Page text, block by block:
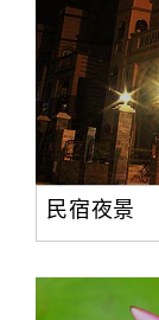
民宿夜景